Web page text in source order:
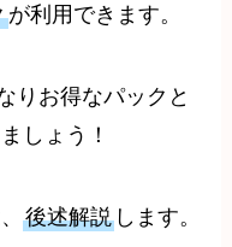
が利用できます。
りお得なパックと
しょう！
後述解説 します。